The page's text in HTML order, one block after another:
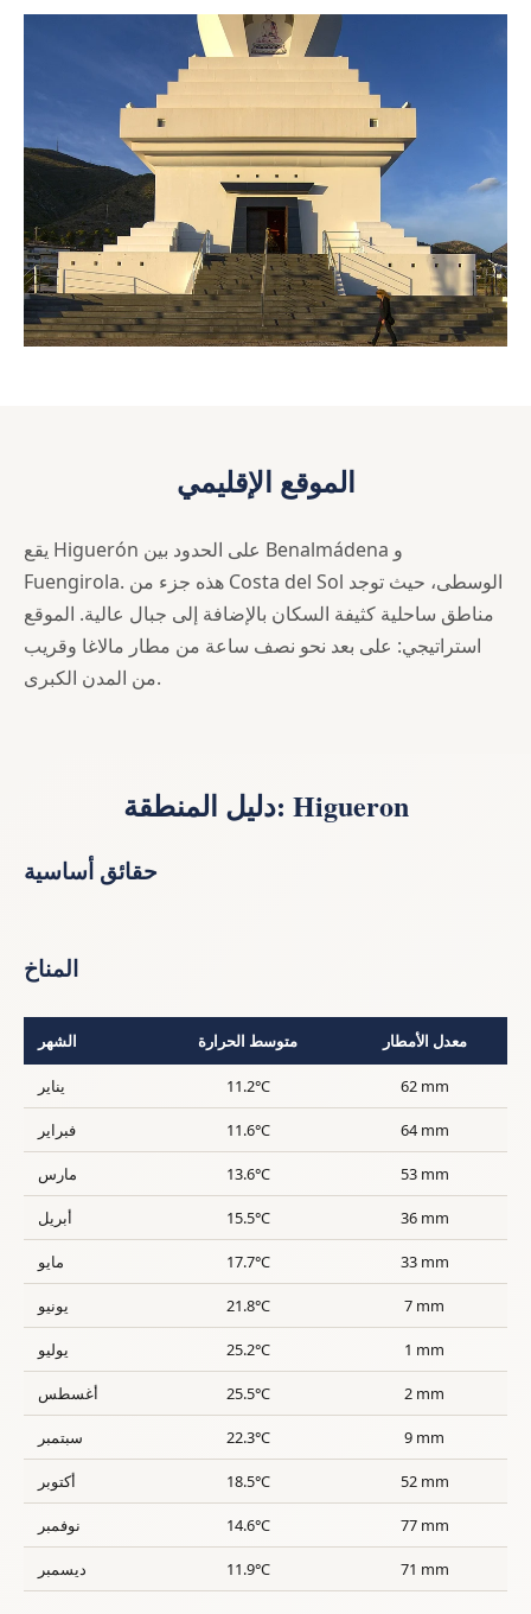
الموقع الإقليمي
يقع Higuerón على الحدود بين Benalmádena و
Fuengirola. هذه جزء من Costa del Sol الوسطى، حيث توجد
مناطق ساحلية كثيفة السكان بالإضافة إلى جبال عالية. الموقع
استراتيجي: على بعد نحو نصف ساعة من مطار مالاغا وقريب
من المدن الكبرى.
دليل المنطقة: Higueron
حقائق أساسية
المناخ
الشهر متوسط الحرارة معدل الأمطار
يناير 11.2°C 62 mm
فبراير 11.6°C 64 mm
مارس 13.6°C 53 mm
أبريل 15.5°C 36 mm
مايو 17.7°C 33 mm
يونيو 21.8°C 7 mm
يوليو 25.2°C 1 mm
أغسطس 25.5°C 2 mm
سبتمبر 22.3°C 9 mm
أكتوبر 18.5°C 52 mm
نوفمبر 14.6°C 77 mm
ديسمبر 11.9°C 71 mm